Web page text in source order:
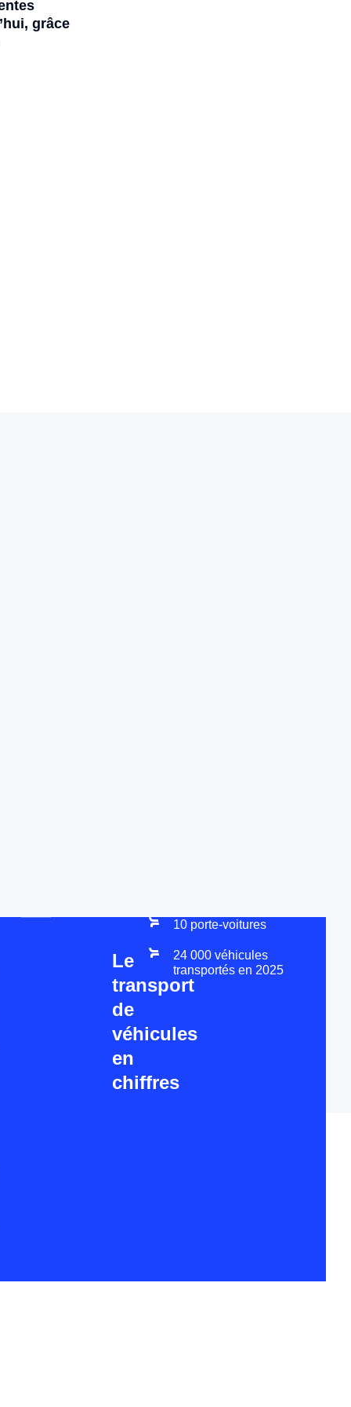
grâce
Le
transport
de
véhicules
en
chiffres
10 porte-voitures
24 000 véhicules
transportés en 2025